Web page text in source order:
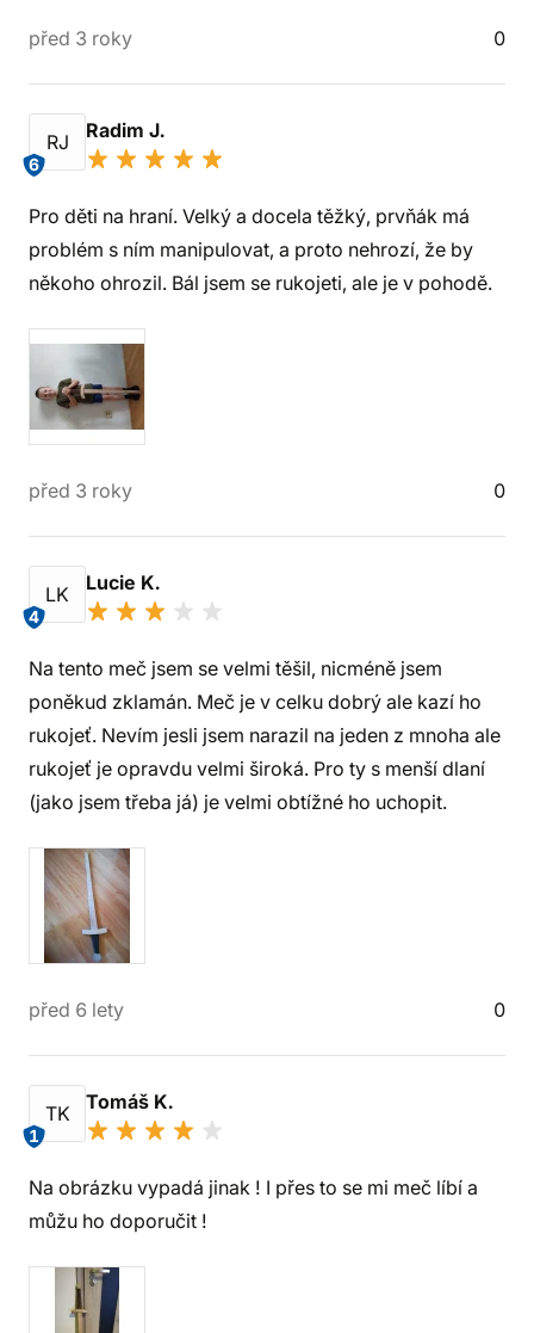
před 3 roky 0
RJ
6
Radim J.
Pro děti na hraní. Velký a docela těžký, prvňák má
problém s ním manipulovat, a proto nehrozí, že by
někoho ohrozil. Bál jsem se rukojeti, ale je v pohodě.
před 3 roky 0
LK
4
Lucie K.
Na tento meč jsem se velmi těšil, nicméně jsem
poněkud zklamán. Meč je v celku dobrý ale kazí ho
rukojeť. Nevím jesli jsem narazil na jeden z mnoha ale
rukojeť je opravdu velmi široká. Pro ty s menší dlaní
(jako jsem třeba já) je velmi obtížné ho uchopit.
před 6 lety 0
TK
1
Tomáš K.
Na obrázku vypadá jinak ! I přes to se mi meč líbí a
můžu ho doporučit !